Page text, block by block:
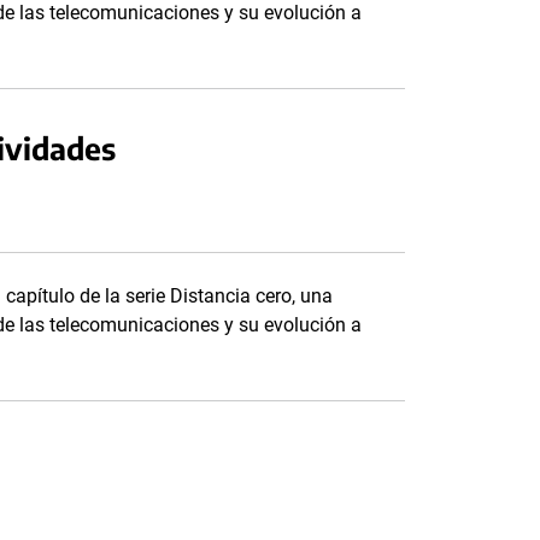
las telecomunicaciones y su evolución a
de la serie Distancia cero, una
las telecomunicaciones y su evolución a